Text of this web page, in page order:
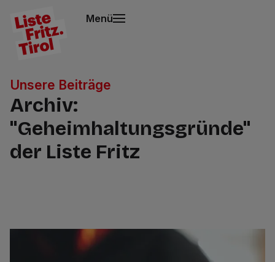
Menü
Unsere Beiträge
Archiv:
"Geheimhaltungsgründe"
der Liste Fritz